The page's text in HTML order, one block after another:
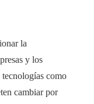
la
y los
como
cambiar por